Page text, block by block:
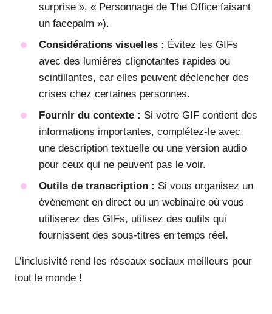
surprise », « Personnage de The Office faisant
un facepalm »).
Considérations visuelles : Évitez les GIFs
avec des lumières clignotantes rapides ou
scintillantes, car elles peuvent déclencher des
crises chez certaines personnes.
Fournir du contexte : Si votre GIF contient des
informations importantes, complétez-le avec
une description textuelle ou une version audio
pour ceux qui ne peuvent pas le voir.
Outils de transcription : Si vous organisez un
événement en direct ou un webinaire où vous
utiliserez des GIFs, utilisez des outils qui
fournissent des sous-titres en temps réel.
L’inclusivité rend les réseaux sociaux meilleurs pour
tout le monde !